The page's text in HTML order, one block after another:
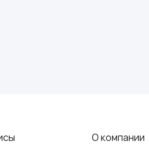
О компании